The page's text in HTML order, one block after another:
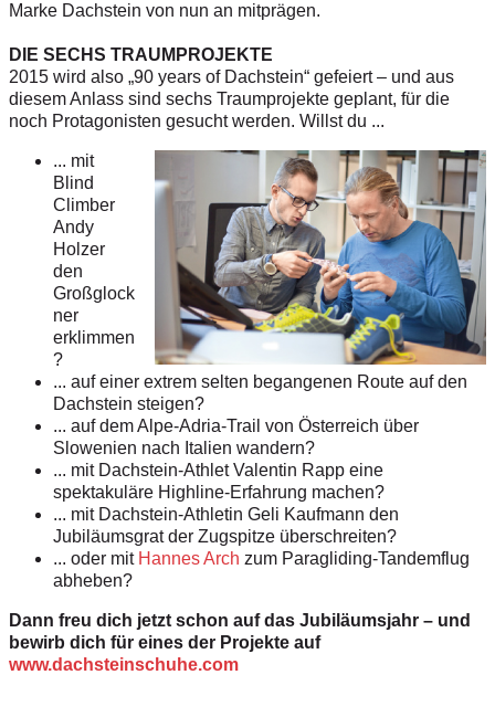
Marke Dachstein von nun an mitprägen.
DIE SECHS TRAUMPROJEKTE
2015 wird also „90 years of Dachstein“ gefeiert – und aus
diesem Anlass sind sechs Traumprojekte geplant, für die
noch Protagonisten gesucht werden. Willst du ...
... mit
Blind
Climber
Andy
Holzer
den
Großglock
ner
erklimmen
?
... auf einer extrem selten begangenen Route auf den
Dachstein steigen?
... auf dem Alpe-Adria-Trail von Österreich über
Slowenien nach Italien wandern?
... mit Dachstein-Athlet Valentin Rapp eine
spektakuläre Highline-Erfahrung machen?
... mit Dachstein-Athletin Geli Kaufmann den
Jubiläumsgrat der Zugspitze überschreiten?
... oder mit Hannes Arch zum Paragliding-Tandemflug
abheben?
Dann freu dich jetzt schon auf das Jubiläumsjahr – und
bewirb dich für eines der Projekte auf
www.dachsteinschuhe.com